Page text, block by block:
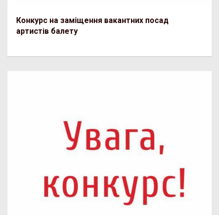
Конкурс на заміщення вакантних посад
артистів балету